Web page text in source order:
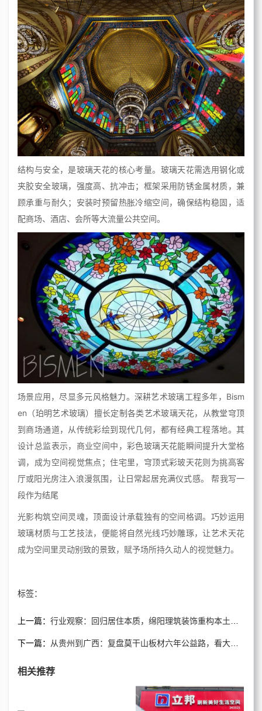
结构与安全，是玻璃天花的核心考量。玻璃天花需选用钢化或
夹胶安全玻璃，强度高、抗冲击；框架采用防锈金属材质，兼
顾承重与耐久；安装时预留热胀冷缩空间，确保结构稳固，适
配商场、酒店、会所等大流量公共空间。
场景应用，尽显多元风格魅力。深耕艺术玻璃工程多年，Bism
en（珀明艺术玻璃）擅长定制各类艺术玻璃天花，从教堂穹顶
到商场通道，从传统彩绘到现代几何，都有经典工程落地。其
设计总监表示，商业空间中，彩色玻璃天花能瞬间提升大堂格
调，成为空间视觉焦点；住宅里，穹顶式彩玻天花则为挑高客
厅或阳光房注入浪漫氛围，让日常起居充满仪式感。 帮我写一
段作为结尾
光影构筑空间灵魂，顶面设计承载独有的空间格调。巧妙运用
玻璃材质与工艺技法，便能将自然光线巧妙雕琢，让艺术天花
成为空间里灵动别致的景致，赋予场所持久动人的视觉魅力。
标签：
上一篇： 行业观察：回归居住本质，绵阳理筑装饰重构本土家装信任新标准
下一篇： 从贵州到广西：复盘莫干山板材六年公益路，看大国品牌的社会担当进化论​
相关推荐